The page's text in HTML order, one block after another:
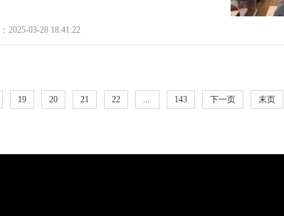
2025-03-28 18:41:22
19 20 21 22 ... 143 下一页 末页